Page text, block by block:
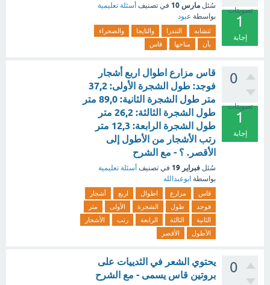
تصويتات
1
إجابة
سُئل مارس 10 في تصنيف أسئلة تعليمية
بواسطة عبود
تتشابه التندرا والتايجا
والصحراء
بأن
مناخها قاس
0
تصويتات
1
إجابة
قاس مزارع اطوال اربع أشجار
فوجد: طول الشجرة الأولى: 37,2
متر طول الشجرة الثانية: 89,0 متر
طول الشجرة الثالثة: 26,2 متر
طول الشجرة الرابعة: 12,3 متر
رتب الأشجار من الأطول إلى
الأقصر. ؟ - مع الشرح
سُئل فبراير 19 في تصنيف أسئلة تعليمية
بواسطة ابوعبدالله
قاس مزارع اطوال اربع
أشجار
فوجد
طول الشجرة الأولى
متر
الثانية
الثالثة الرابعة رتب
الأشجار
الأطول
الأقصر
0
يحتوي الشعر في الثدييات على
بروتين قاس يسمى - مع الشرح